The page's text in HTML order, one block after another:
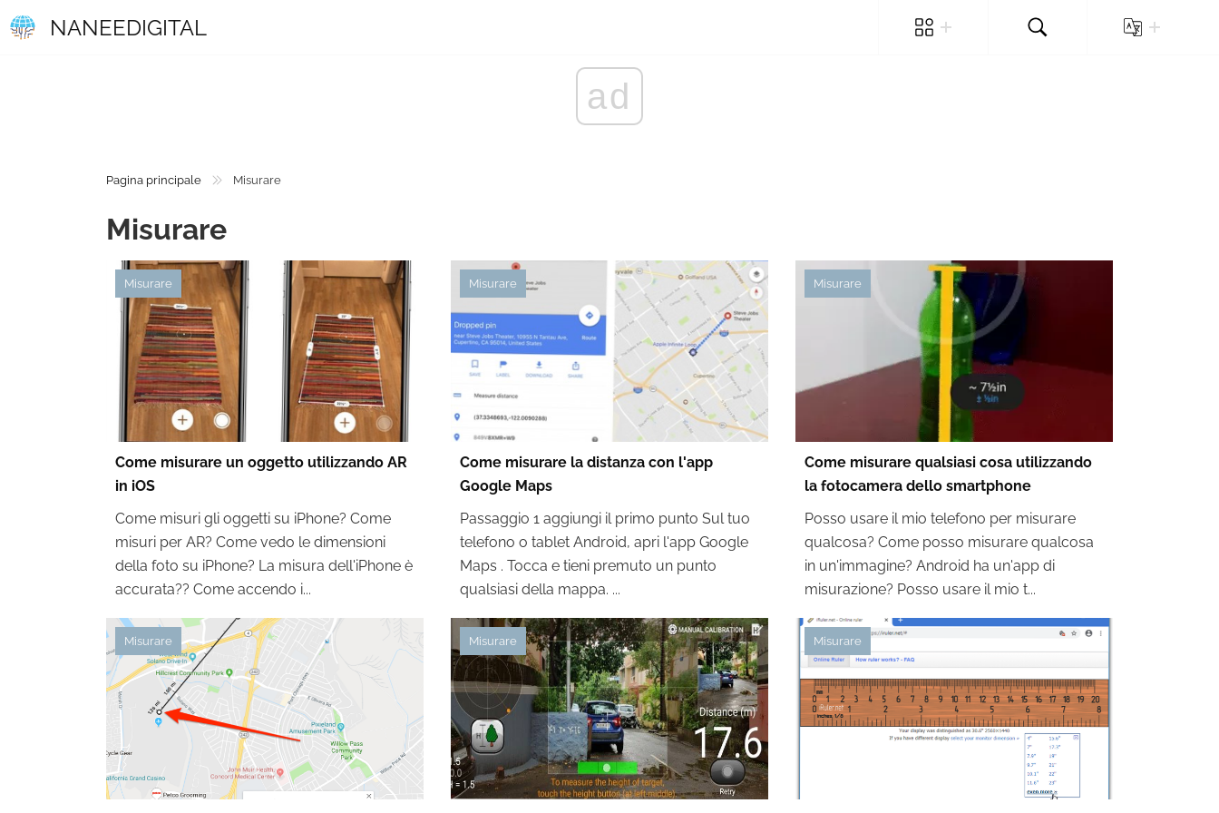
NANEEDIGITAL
ad
Pagina principale Misurare
Misurare
Misurare
Come misurare un oggetto utilizzando AR
in iOS
Come misuri gli oggetti su iPhone? Come
misuri per AR? Come vedo le dimensioni
della foto su iPhone? La misura dell'iPhone è
accurata?? Come accendo i...
Misurare
Come misurare la distanza con l'app
Google Maps
Passaggio 1 aggiungi il primo punto Sul tuo
telefono o tablet Android, apri l'app Google
Maps . Tocca e tieni premuto un punto
qualsiasi della mappa. ...
Misurare
Come misurare qualsiasi cosa utilizzando
la fotocamera dello smartphone
Posso usare il mio telefono per misurare
qualcosa? Come posso misurare qualcosa
in un'immagine? Android ha un'app di
misurazione? Posso usare il mio t...
Misurare Misurare Misurare